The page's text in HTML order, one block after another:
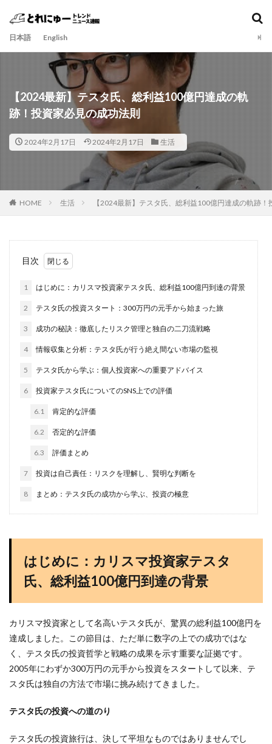
日本語 English
【2024最新】テスタ氏、総利益100億円達成の軌
跡！投資家必見の成功法則
2024年2月17日 2024年2月17日 生活
HOME 生活 【2024最新】テスタ氏、総利益100億円達成の軌跡
目次
1 はじめに：カリスマ投資家テスタ氏、総利益100億円到達の背景
2 テスタ氏の投資スタート：300万円の元手から始まった旅
3 成功の秘訣：徹底したリスク管理と独自の二刀流戦略
4 情報収集と分析：テスタ氏が行う絶え間ない市場の監視
5 テスタ氏から学ぶ：個人投資家への重要アドバイス
6 投資家テスタ氏についてのSNS上での評価
6.1 肯定的な評価
6.2 否定的な評価
6.3 評価まとめ
7 投資は自己責任：リスクを理解し、賢明な判断を
8 まとめ：テスタ氏の成功から学ぶ、投資の極意
はじめに：カリスマ投資家テスタ
氏、総利益100億円到達の背景
カリスマ投資家として名高いテスタ氏が、驚異の総利益100億円を
達成しました。この節目は、ただ単に数字の上での成功ではな
く、テスタ氏の投資哲学と戦略の成果を示す重要な証拠です。
2005年にわずか300万円の元手から投資をスタートして以来、テ
スタ氏は独自の方法で市場に挑み続けてきました。
テスタ氏の投資への道のり
テスタ氏の投資旅行は、決して平坦なものではありませんでし